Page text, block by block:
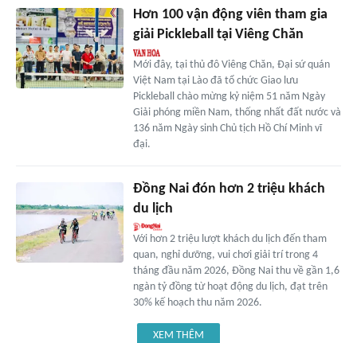
Hơn 100 vận động viên tham gia
giải Pickleball tại Viêng Chăn
Mới đây, tại thủ đô Viêng Chăn, Đại sứ quán
Việt Nam tại Lào đã tổ chức Giao lưu
Pickleball chào mừng kỷ niệm 51 năm Ngày
Giải phóng miền Nam, thống nhất đất nước và
136 năm Ngày sinh Chủ tịch Hồ Chí Minh vĩ
đại.
Ðồng Nai đón hơn 2 triệu khách
du lịch
Với hơn 2 triệu lượt khách du lịch đến tham
quan, nghỉ dưỡng, vui chơi giải trí trong 4
tháng đầu năm 2026, Đồng Nai thu về gần 1,6
ngàn tỷ đồng từ hoạt động du lịch, đạt trên
30% kế hoạch thu năm 2026.
XEM THÊM